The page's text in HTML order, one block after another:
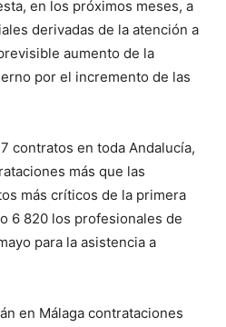
en los próximos meses, a
derivadas de la atención a
aumento de la
por el incremento de las
contratos en toda Andalucía,
más que las
más críticos de la primera
6 820 los profesionales de
para la asistencia a
en Málaga contrataciones